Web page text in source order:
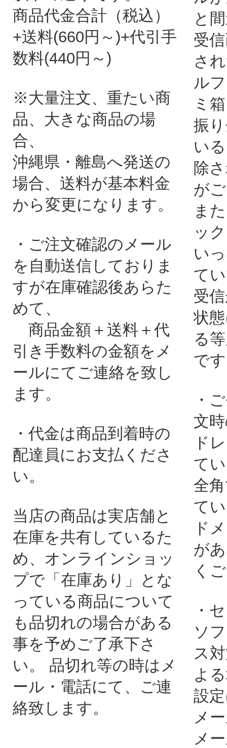
商品代金合計（税込）
+送料(660円～)+代引手
数料(440円～)
※大量注文、重たい商
品、大きな商品の場
合、
沖縄県・離島へ発送の
場合、送料が基本料金
から変更になります。
・ご注文確認のメール
を自動送信しておりま
すが在庫確認後あらた
めて、
商品金額＋送料＋代
引き手数料の金額をメ
ールにてご連絡を致し
ます。
・代金は商品到着時の
配達員にお支払くださ
い。
当店の商品は実店舗と
在庫を共有しているた
め、オンラインショッ
プで「在庫あり」とな
っている商品について
も品切れの場合がある
事を予めご了承下さ
い。 品切れ等の時はメ
ール・電話にて、ご連
絡致します。
と
受
さ
ル
ミ
振
い
除
が
ま
ッ
い
て
受
状
る
で
・
文
ド
て
全
て
ド
が
く
・
ソ
ス
よ
設
メ
メ